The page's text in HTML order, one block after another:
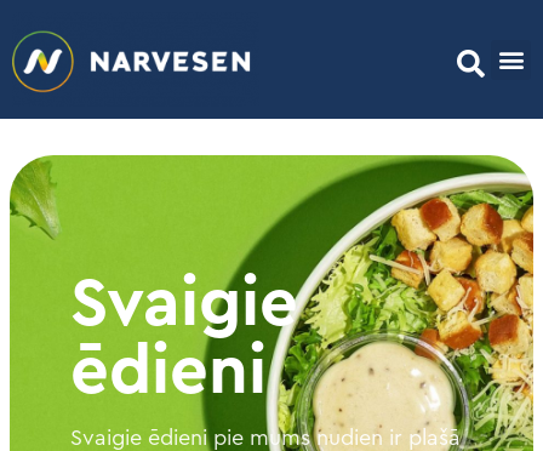
Svaigie
ēdieni
Svaigie ēdieni pie mums nudien ir plašā